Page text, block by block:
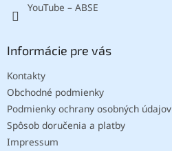
YouTube – ABSE
Informácie pre vás
Kontakty
Obchodné podmienky
Podmienky ochrany osobných údajov
Spôsob doručenia a platby
Impressum